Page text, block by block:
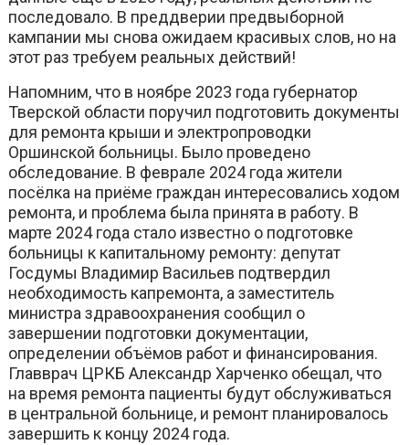
последовало. В преддверии предвыборной
кампании мы снова ожидаем красивых слов, но на
этот раз требуем реальных действий!
Напомним, что в ноябре 2023 года губернатор
Тверской области поручил подготовить документы
для ремонта крыши и электропроводки
Оршинской больницы. Было проведено
обследование. В феврале 2024 года жители
посёлка на приёме граждан интересовались ходом
ремонта, и проблема была принята в работу. В
марте 2024 года стало известно о подготовке
больницы к капитальному ремонту: депутат
Госдумы Владимир Васильев подтвердил
необходимость капремонта, а заместитель
министра здравоохранения сообщил о
завершении подготовки документации,
определении объёмов работ и финансирования.
Главврач ЦРКБ Александр Харченко обещал, что
на время ремонта пациенты будут обслуживаться
в центральной больнице, и ремонт планировалось
завершить к концу 2024 года.